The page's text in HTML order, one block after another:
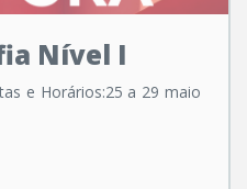
Nível I
e Horários:25 a 29 maio